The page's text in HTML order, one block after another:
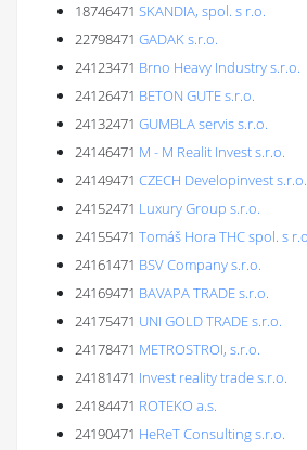
18746471 SKANDIA, spol. s r.o.
22798471 GADAK s.r.o.
24123471 Brno Heavy Industry s.r.o.
24126471 BETON GUTE s.r.o.
24132471 GUMBLA servis s.r.o.
24146471 M - M Realit Invest s.r.o.
24149471 CZECH Developinvest s.r.o.
24152471 Luxury Group s.r.o.
24155471 Tomáš Hora THC spol. s
24161471 BSV Company s.r.o.
24169471 BAVAPA TRADE s.r.o.
24175471 UNI GOLD TRADE s.r.o.
24178471 METROSTROI, s.r.o.
24181471 Invest reality trade s.r.o.
24184471 ROTEKO a.s.
24190471 HeReT Consulting s.r.o.